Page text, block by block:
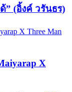
” (อิ้งค์ วรันธร)
X